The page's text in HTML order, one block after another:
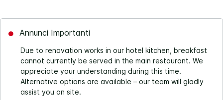
Annunci Importanti
Due to renovation works in our hotel kitchen, breakfast
cannot currently be served in the main restaurant. We
appreciate your understanding during this time.
Alternative options are available – our team will gladly
assist you on site.